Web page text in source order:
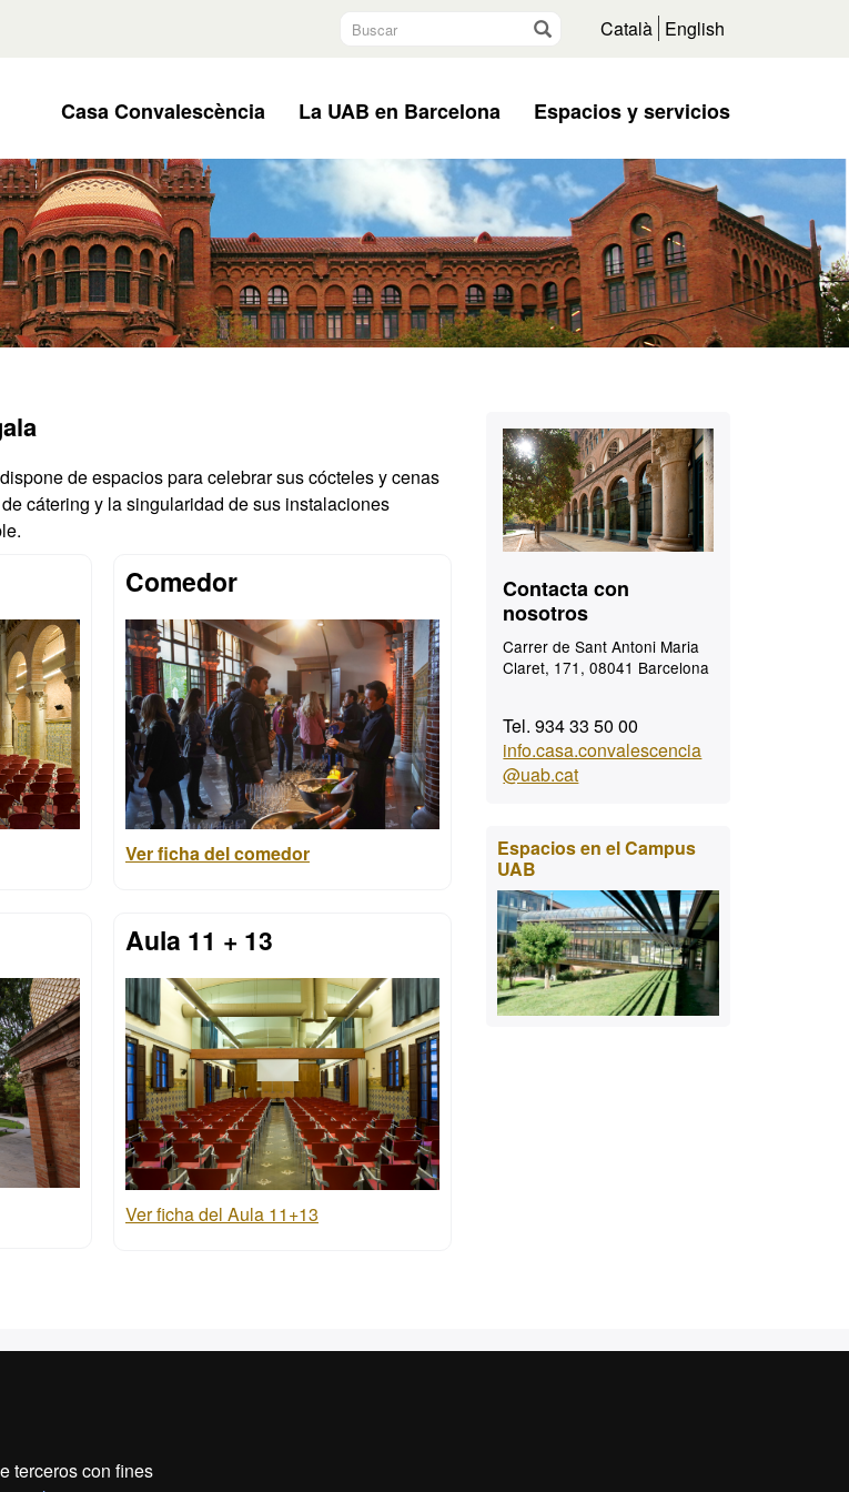
terceros con fines
Buscar Català English
Casa Convalescència La UAB en Barcelona Espacios y servicios
de espacios para celebrar sus cócteles y cenas
cátering y la singularidad de sus instalaciones
Comedor
Ver ficha del comedor
Aula 11 + 13
Ver ficha del Aula 11+13
Información
complementaria
Contacto
Contacta con
nosotros
Carrer de Sant Antoni Maria
Claret, 171, 08041 Barcelona
Tel. 934 33 50 00
info.casa.convalescencia
@uab.cat
Espacios en el Campus
UAB